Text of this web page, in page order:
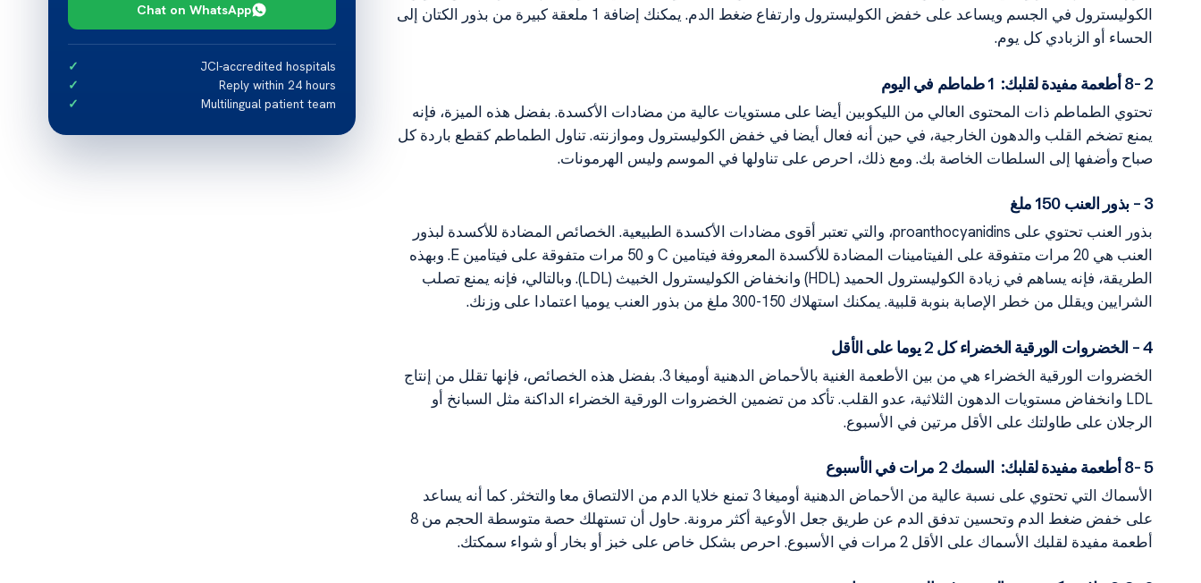
الكوليسترول في الجسم ويساعد على خفض الكوليسترول وارتفاع ضغط الدم. يمكنك إضافة 1 ملعقة كبيرة من بذور الكتان إلى
الحساء أو الزبادي كل يوم.
2 -8 أطعمة مفيدة لقلبك: 1 طماطم في اليوم
تحتوي الطماطم ذات المحتوى العالي من الليكوبين أيضا على مستويات عالية من مضادات الأكسدة. بفضل هذه الميزة، فإنه
يمنع تضخم القلب والدهون الخارجية، في حين أنه فعال أيضا في خفض الكوليسترول وموازنته. تناول الطماطم كقطع باردة كل
صباح وأضفها إلى السلطات الخاصة بك. ومع ذلك، احرص على تناولها في الموسم وليس الهرمونات.
3 – بذور العنب 150 ملغ
بذور العنب تحتوي على proanthocyanidins، والتي تعتبر أقوى مضادات الأكسدة الطبيعية. الخصائص المضادة للأكسدة لبذور
العنب هي 20 مرات متفوقة على الفيتامينات المضادة للأكسدة المعروفة فيتامين C و 50 مرات متفوقة على فيتامين E. وبهذه
الطريقة، فإنه يساهم في زيادة الكوليسترول الحميد (HDL) وانخفاض الكوليسترول الخبيث (LDL). وبالتالي، فإنه يمنع تصلب
الشرايين ويقلل من خطر الإصابة بنوبة قلبية. يمكنك استهلاك 150-300 ملغ من بذور العنب يوميا اعتمادا على وزنك.
4 – الخضروات الورقية الخضراء كل 2 يوما على الأقل
الخضروات الورقية الخضراء هي من بين الأطعمة الغنية بالأحماض الدهنية أوميغا 3. بفضل هذه الخصائص، فإنها تقلل من إنتاج
LDL وانخفاض مستويات الدهون الثلاثية، عدو القلب. تأكد من تضمين الخضروات الورقية الخضراء الداكنة مثل السبانخ أو
الرجلان على طاولتك على الأقل مرتين في الأسبوع.
5 -8 أطعمة مفيدة لقلبك: السمك 2 مرات في الأسبوع
الأسماك التي تحتوي على نسبة عالية من الأحماض الدهنية أوميغا 3 تمنع خلايا الدم من الالتصاق معا والتخثر. كما أنه يساعد
على خفض ضغط الدم وتحسين تدفق الدم عن طريق جعل الأوعية أكثر مرونة. حاول أن تستهلك حصة متوسطة الحجم من 8
أطعمة مفيدة لقلبك الأسماك على الأقل 2 مرات في الأسبوع. احرص بشكل خاص على خبز أو بخار أو شواء سمكتك.
Chat on WhatsApp
JCI-accredited hospitals
Reply within 24 hours
Multilingual patient team